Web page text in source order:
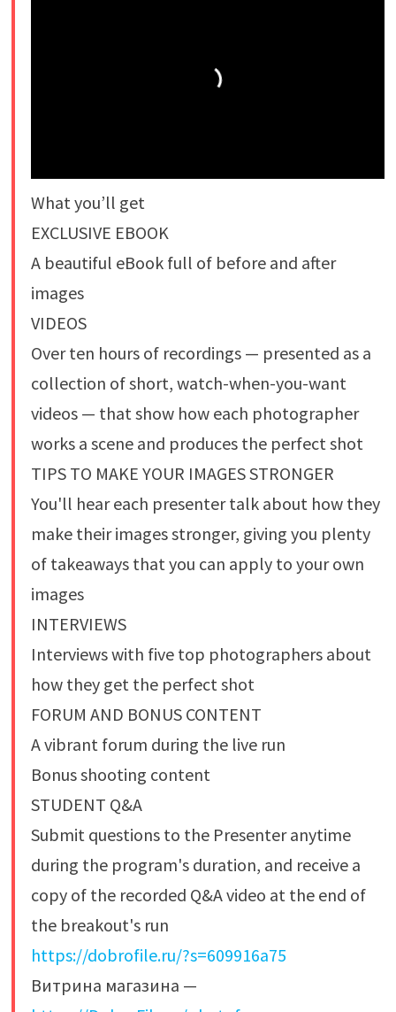
What you’ll get
EXCLUSIVE EBOOK
A beautiful eBook full of before and after
images
VIDEOS
Over ten hours of recordings — presented as a
collection of short, watch-when-you-want
videos — that show how each photographer
works a scene and produces the perfect shot
TIPS TO MAKE YOUR IMAGES STRONGER
You'll hear each presenter talk about how they
make their images stronger, giving you plenty
of takeaways that you can apply to your own
images
INTERVIEWS
Interviews with five top photographers about
how they get the perfect shot
FORUM AND BONUS CONTENT
A vibrant forum during the live run
Bonus shooting content
STUDENT Q&A
Submit questions to the Presenter anytime
during the program's duration, and receive a
copy of the recorded Q&A video at the end of
the breakout's run
https://dobrofile.ru/?s=609916a75
Витрина магазина —